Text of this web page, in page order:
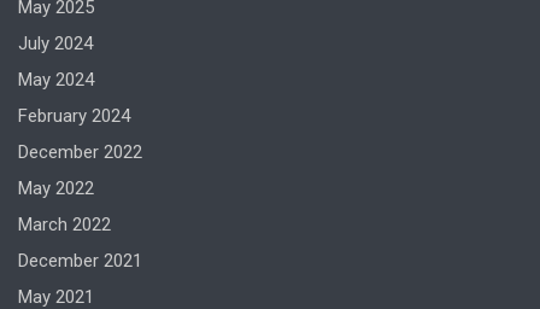
May 2025
July 2024
May 2024
February 2024
December 2022
May 2022
March 2022
December 2021
May 2021